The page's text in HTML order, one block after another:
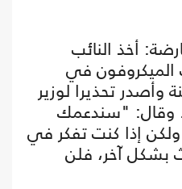
أخذ النائب
الميكروفون في
تحذيرا لوزير
وقال: "سندعمك
إذا كنت تفكر في
بشكل آخر، فلن